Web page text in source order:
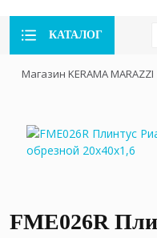
КАТАЛОГ
Магазин KERAMA MARAZZI
FME026R